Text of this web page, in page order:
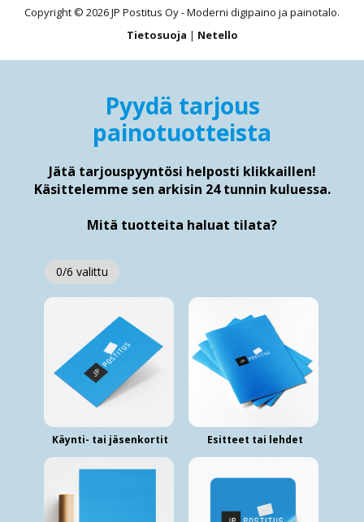
Copyright © 2026 JP Postitus Oy - Moderni digipaino ja painotalo.
Tietosuoja | Netello